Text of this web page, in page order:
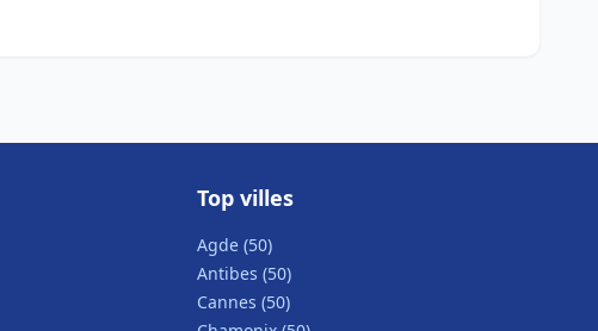
Top villes
Agde (50)
Antibes (50)
Cannes (50)